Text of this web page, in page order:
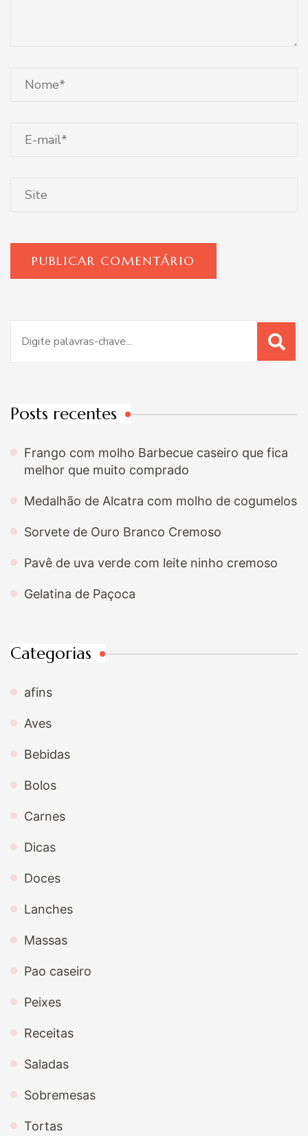
por:
Posts recentes
Frango com molho Barbecue caseiro que fica
melhor que muito comprado
Medalhão de Alcatra com molho de cogumelos
Sorvete de Ouro Branco Cremoso
Pavê de uva verde com leite ninho cremoso
Gelatina de Paçoca
Categorias
afins
Aves
Bebidas
Bolos
Carnes
Dicas
Doces
Lanches
Massas
Pao caseiro
Peixes
Receitas
Saladas
Sobremesas
Tortas